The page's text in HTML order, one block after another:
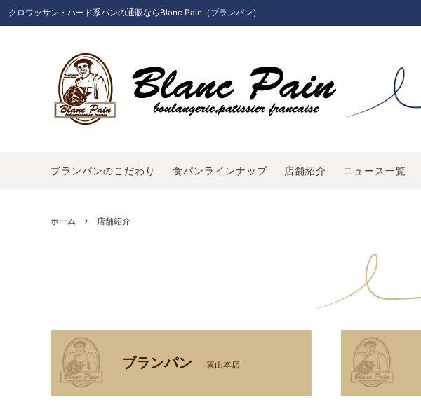
クロワッサン・ハード系パンの通販ならBlanc Pain（ブランパン）
ヴィエノワズリ 食パン
ギフトセット
ブランパンのこだわり パンの保存方法について
お問い合わせ
ブランパンのこだわり 食パンラインナップ 店舗紹介 ニュース一覧
ホーム 店舗紹介
ブランパン 東山本店